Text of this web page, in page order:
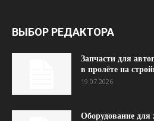
ВЫБОР РЕДАКТОРА
Запчасти для
в пролёте на
19.07.2026
Оборудование для